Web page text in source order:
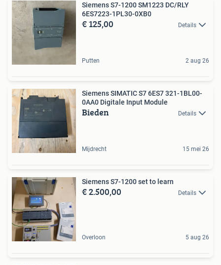
Siemens S7-1200 SM1223 DC/RLY
6ES7223-1PL30-0XB0
€ 125,00 Details
Putten 2 aug 26
Siemens SIMATIC S7 6ES7 321-1BL00-
0AA0 Digitale Input Module
Bieden Details
Mijdrecht 15 mei 26
Siemens S7-1200 set to learn
€ 2.500,00 Details
Overloon 5 aug 26